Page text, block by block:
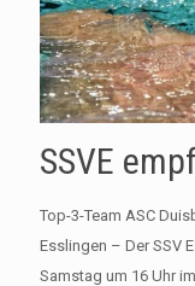
SSVE
Top-3-Team ASC
Esslingen – Der SSV
Samstag um 16 Uhr